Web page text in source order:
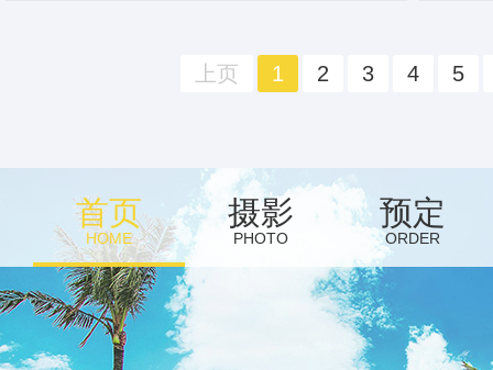
上页 1 2 3 4 5
首页
HOME
摄影
PHOTO
预定
ORDER